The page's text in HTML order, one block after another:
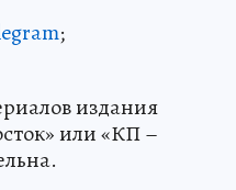
;
издания
или «КП –